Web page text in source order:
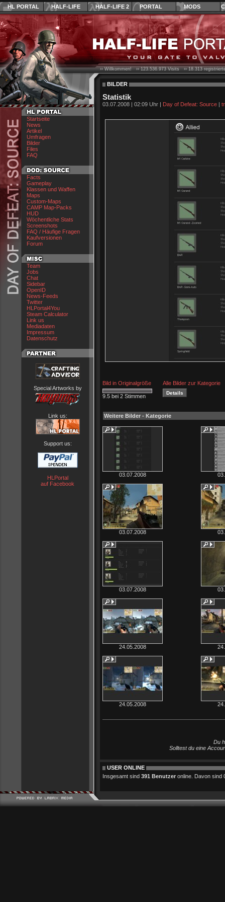
HL PORTAL HALF-LIFE HALF-LIFE 2 PORTAL MODS
Startseite
News
Artikel
Umfragen
Bilder
Files
FAQ
Facts
Gameplay
Klassen und Waffen
Maps
Custom-Maps
CAMP Map-Packs
HUD
Wöchentliche Stats
Screenshots
FAQ / Häufige Fragen
Kaufversionen
Forum
Team
Jobs
Chat
Sidebar
OpenID
News-Feeds
Twitter
HLPortal4You
Steam Calculator
Link us
Mediadaten
Impressum
Datenschutz
Special Artworks by
Link us:
Support us:
HLPortal
auf Facebook
›› Willkommen! ››123.536.973Visits ››18.313
BILDER
Statistik
03.07.2008 | 02:09 Uhr | Day of Defeat: Source |
Bild in Originalgröße Alle Bilder zur Kategorie
9.5 bei 2 Stimmen
Weitere Bilder - Kategorie
03.07.2008
03.07.2008
03.07.2008
24.05.2008
24.05.2008
Du
Solltest du eine
USER ONLINE
Insgesamt sind 391 Benutzer online. Davon sind